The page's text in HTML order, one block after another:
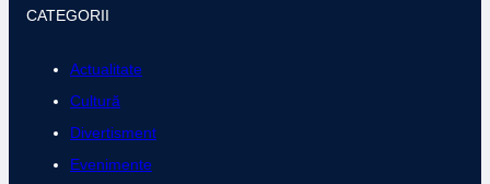
CATEGORII
Actualitate
Cultură
Divertisment
Evenimente